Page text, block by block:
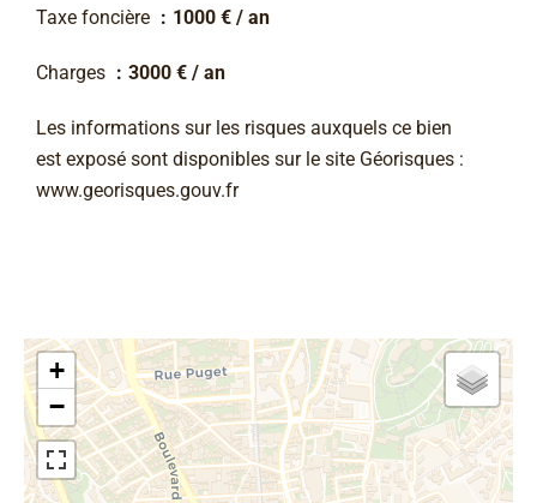
Taxe foncière 1000 € / an
Charges 3000 € / an
Les informations sur les risques auxquels ce bien
est exposé sont disponibles sur le site Géorisques :
www.georisques.gouv.fr
+
−